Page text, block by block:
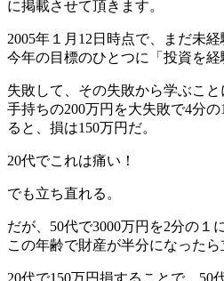
に掲載させて頂きます。
2005年１月12日時点で、まだ未経
今年の目標のひとつに「投資を経
失敗して、その失敗から学ぶこと
手持ちの200万円を大失敗で4分
ると、損は150万円だ。
20代でこれは痛い！
でも立ち直れる。
だが、50代で3000万円を2分の１
この年齢で財産が半分になったら